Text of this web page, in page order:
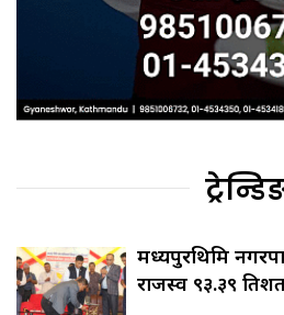
मध्यपुरथिमि
राजस्व ९३.३९